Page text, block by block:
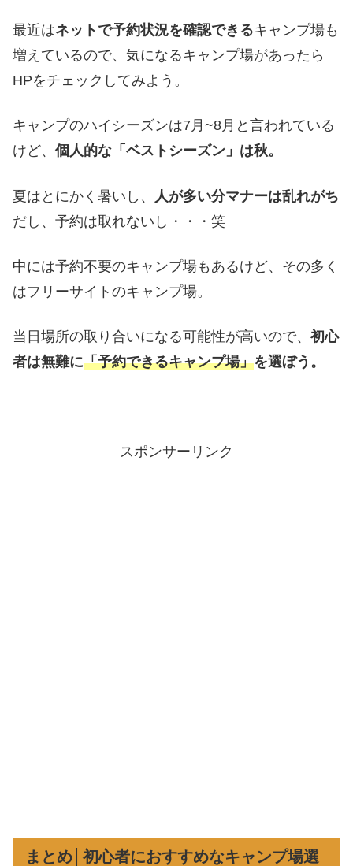
最近はネットで予約状況を確認できるキャンプ場も
増えているので、気になるキャンプ場があったら
HPをチェックしてみよう。
キャンプのハイシーズンは7月~8月と言われている
けど、 個人的な「ベストシーズン」は秋。
夏はとにかく暑いし、
人が多い分マナーは乱れがち
だし、予約は取れないし・・・笑
中には予約不要のキャンプ場もあるけど、その多く
はフリーサイトのキャンプ場。
当日場所の取り合いになる可能性が高いので、 初心
者は無難に「予約できるキャンプ場」を選ぼう。
スポンサーリンク
まとめ│初心者におすすめなキャンプ場選